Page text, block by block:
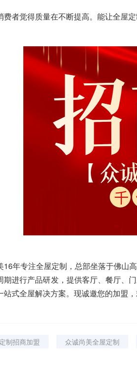
费者觉得质量在不断提高。能让全屋
16年专注全屋定制，总部坐落于佛山
期进行产品研发，提供客厅、餐厅、
站式全屋解决方案。现诚邀您的加盟，
制招商加盟 众诚尚美全屋定制